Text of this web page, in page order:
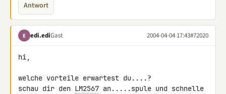
Antwort
E edi.ediGast 2004-04-04 17:43#72020
hi,
welche vorteile erwartest du....?
schau dir den LM2567 an.....spule und schnelle